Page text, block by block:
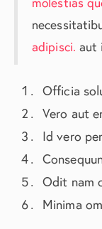
adipisci. aut
Officia
Vero aut
Id vero
Odit nam
Minima